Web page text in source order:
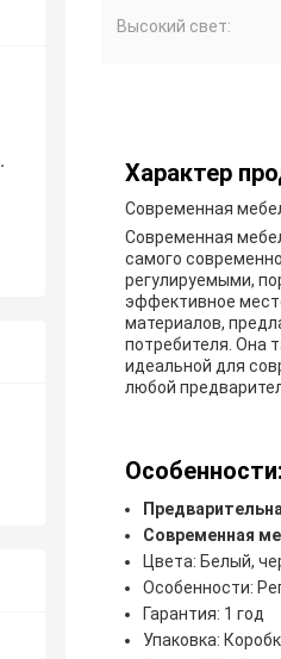
Высокий свет:
Характер
Современная
Современная
самого
регулируемыми,
эффективное
материалов,
потребителя. Она
идеальной для
любой
Особенности:
Современная
Цвета: Белый,
Особенности:
Гарантия: 1 год
Упаковка: